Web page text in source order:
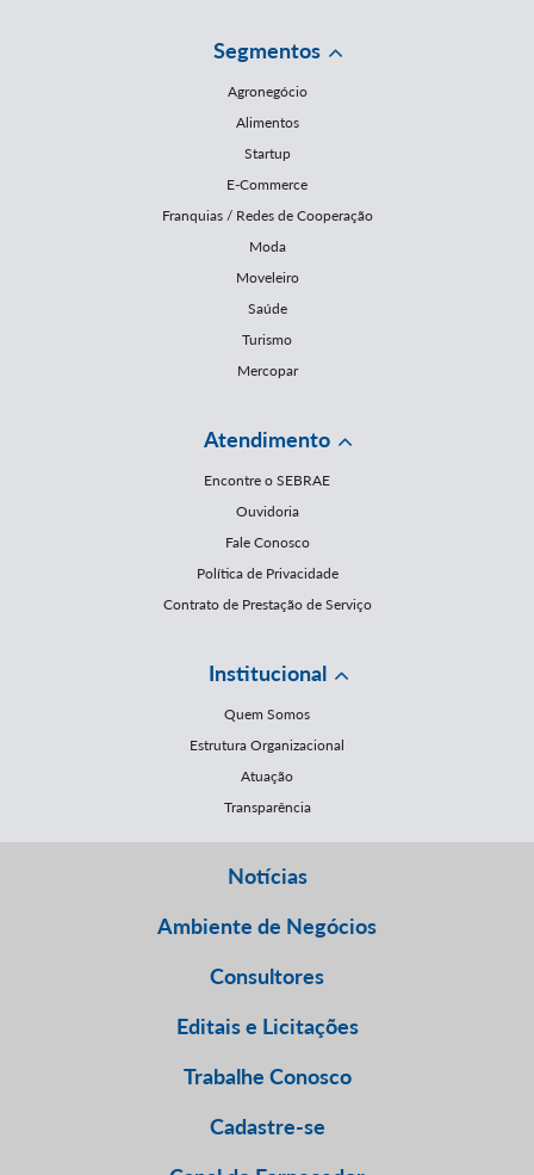
Segmentos
Agronegócio
Alimentos
Startup
E-Commerce
Franquias / Redes de Cooperação
Moda
Moveleiro
Saúde
Turismo
Mercopar
Atendimento
Encontre o SEBRAE
Ouvidoria
Fale Conosco
Política de Privacidade
Contrato de Prestação de Serviço
Institucional
Quem Somos
Estrutura Organizacional
Atuação
Transparência
Notícias
Ambiente de Negócios
Consultores
Editais e Licitações
Trabalhe Conosco
Cadastre-se